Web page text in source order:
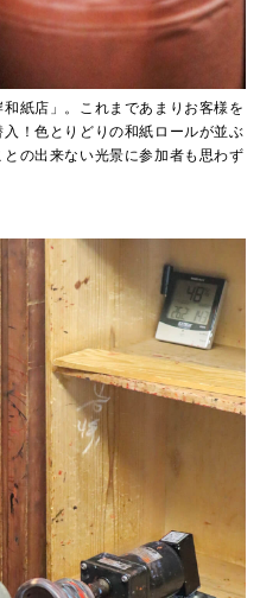
紙店」。これまであまりお客様を
！色とりどりの和紙ロールが並ぶ
の出来ない光景に参加者も思わず